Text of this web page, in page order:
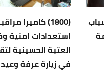
استعدادات
العتبة الحسينية
في زيارة عرفة